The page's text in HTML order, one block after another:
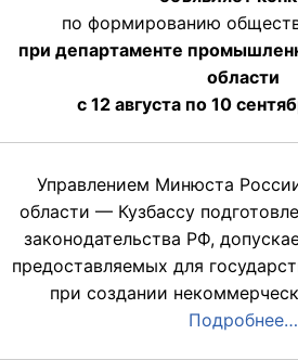
по формированию
при департаменте
области
с 12 августа по 10
Управлением Минюста
области — Кузбассу
законодательства РФ,
предоставляемых для
при создании
Подробнее…